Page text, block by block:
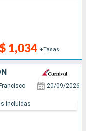
1,034 +Tasas
20/09/2026
incluidas